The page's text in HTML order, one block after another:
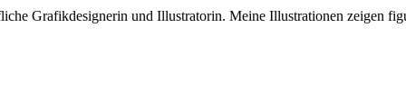
Grafikdesignerin und Illustratorin. Meine Illustrationen zeigen